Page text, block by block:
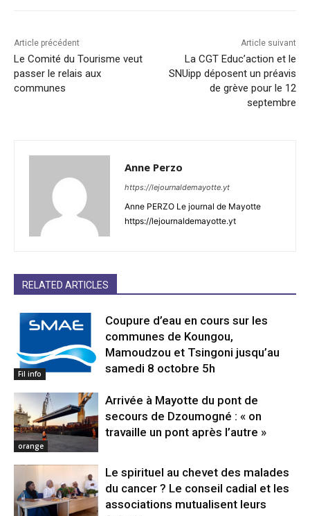
Article précédent
Le Comité du Tourisme veut
passer le relais aux
communes
Article suivant
La CGT Educ’action et le
SNUipp déposent un préavis
de grève pour le 12
septembre
Anne Perzo
https://lejournaldemayotte.yt
Anne PERZO Le journal de Mayotte
https://lejournaldemayotte.yt
RELATED ARTICLES
Fil info
Coupure d’eau en cours sur les
communes de Koungou,
Mamoudzou et Tsingoni jusqu’au
samedi 8 octobre 5h
orange
Arrivée à Mayotte du pont de
secours de Dzoumogné : « on
travaille un pont après l’autre »
Le spirituel au chevet des malades
du cancer ? Le conseil cadial et les
associations mutualisent leurs